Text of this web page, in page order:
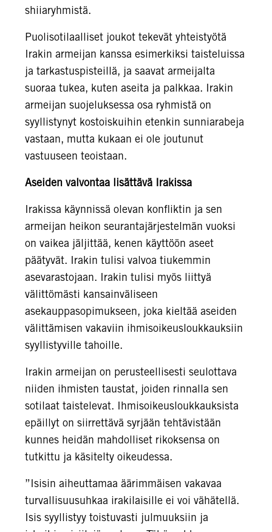
shiiaryhmistä.
Puolisotilaalliset joukot tekevät yhteistyötä
Irakin armeijan kanssa esimerkiksi taisteluissa
ja tarkastuspisteillä, ja saavat armeijalta
suoraa tukea, kuten aseita ja palkkaa. Irakin
armeijan suojeluksessa osa ryhmistä on
syyllistynyt kostoiskuihin etenkin sunniarabeja
vastaan, mutta kukaan ei ole joutunut
vastuuseen teoistaan.
Aseiden valvontaa lisättävä Irakissa
Irakissa käynnissä olevan konfliktin ja sen
armeijan heikon seurantajärjestelmän vuoksi
on vaikea jäljittää, kenen käyttöön aseet
päätyvät. Irakin tulisi valvoa tiukemmin
asevarastojaan. Irakin tulisi myös liittyä
välittömästi kansainväliseen
asekauppasopimukseen, joka kieltää aseiden
välittämisen vakaviin ihmisoikeusloukkauksiin
syyllistyville tahoille.
Irakin armeijan on perusteellisesti seulottava
niiden ihmisten taustat, joiden rinnalla sen
sotilaat taistelevat. Ihmisoikeusloukkauksista
epäillyt on siirrettävä syrjään tehtävistään
kunnes heidän mahdolliset rikoksensa on
tutkittu ja käsitelty oikeudessa.
”Isisin aiheuttamaa äärimmäisen vakavaa
turvallisuusuhkaa irakilaisille ei voi vähätellä.
Isis syyllistyy toistuvasti julmuuksiin ja